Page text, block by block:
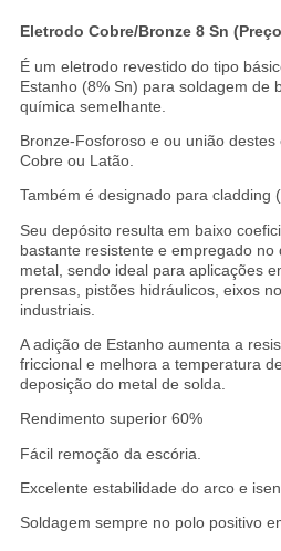
Eletrodo Cobre/Bronze 8 Sn
É um eletrodo revestido do tipo
Estanho (8% Sn) para soldagem de
química semelhante.
Bronze-Fosforoso e ou união destes
Cobre ou Latão.
Também é designado para cladding
Seu depósito resulta em baixo
bastante resistente e empregado no
metal, sendo ideal para aplicações
prensas, pistões hidráulicos, eixos
industriais.
A adição de Estanho aumenta a
friccional e melhora a temperatura
deposição do metal de solda.
Rendimento superior 60%
Fácil remoção da escória.
Excelente estabilidade do arco e
Soldagem sempre no polo positivo